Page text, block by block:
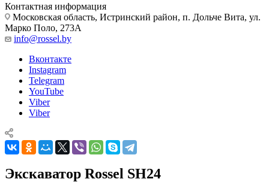
Контактная информация
Московская область, Истринский район, п. Дольче Вита, ул.
Марко Поло, 273А
info@rossel.by
Вконтакте
Instagram
Telegram
YouTube
Viber
Viber
Экскаватор Rossel SH24